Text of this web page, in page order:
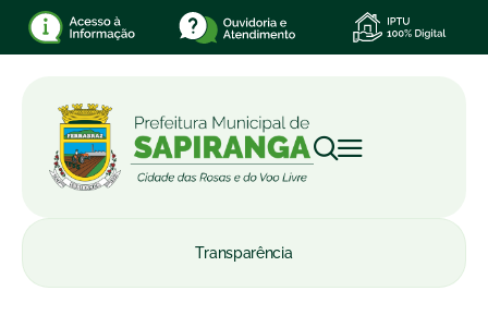
Transparência